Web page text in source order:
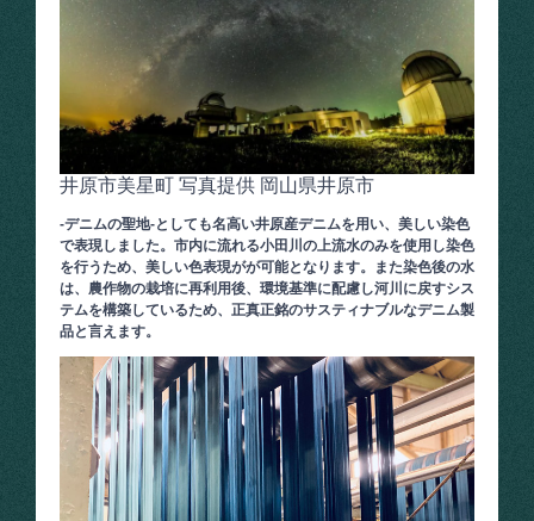
井原市美星町 写真提供 岡山県井原市
-デニムの聖地-としても名高い井原産デニムを用い、美しい染色
で表現しました。市内に流れる小田川の上流水のみを使用し染色
を行うため、美しい色表現がが可能となります。また染色後の水
は、農作物の栽培に再利用後、環境基準に配慮し河川に戻すシス
テムを構築しているため、正真正銘のサスティナブルなデニム製
品と言えます。